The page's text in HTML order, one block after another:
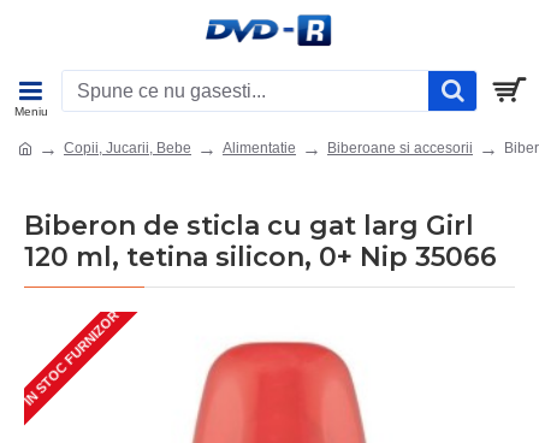
Copii, Jucarii, Bebe Alimentatie Biberoane si accesorii
Biberon de sticla cu gat larg Girl
120 ml, tetina silicon, 0+ Nip 35066
IN STOC FURNIZOR